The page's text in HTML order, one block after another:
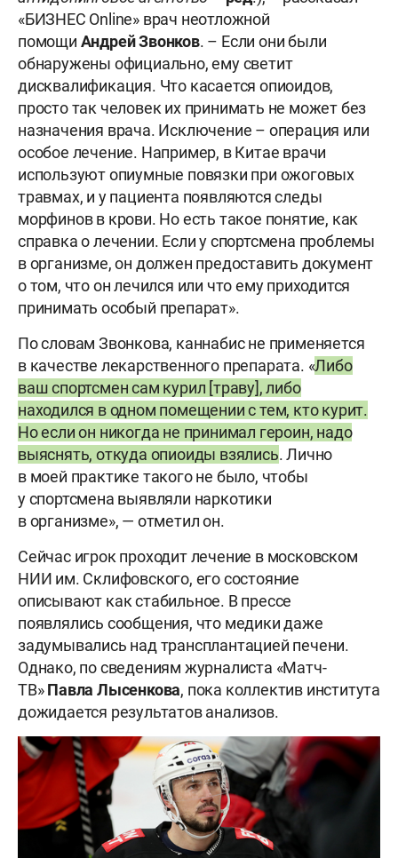
«БИЗНЕС Online» врач неотложной
помощи Андрей Звонков. – Если они были
обнаружены официально, ему светит
дисквалификация. Что касается опиоидов,
просто так человек их принимать не может без
назначения врача. Исключение – операция или
особое лечение. Например, в Китае врачи
используют опиумные повязки при ожоговых
травмах, и у пациента появляются следы
морфинов в крови. Но есть такое понятие, как
справка о лечении. Если у спортсмена проблемы
в организме, он должен предоставить документ
о том, что он лечился или что ему приходится
принимать особый препарат».
По словам Звонкова, каннабис не применяется
в качестве лекарственного препарата. «Либо
ваш спортсмен сам курил [траву], либо
находился в одном помещении с тем, кто курит.
Но если он никогда не принимал героин, надо
выяснять, откуда опиоиды взялись. Лично
в моей практике такого не было, чтобы
у спортсмена выявляли наркотики
в организме», — отметил он.
Сейчас игрок проходит лечение в московском
НИИ им. Склифовского, его состояние
описывают как стабильное. В прессе
появлялись сообщения, что медики даже
задумывались над трансплантацией печени.
Однако, по сведениям журналиста «Матч-
ТВ»Павла Лысенкова, пока коллектив института
дожидается результатов анализов.